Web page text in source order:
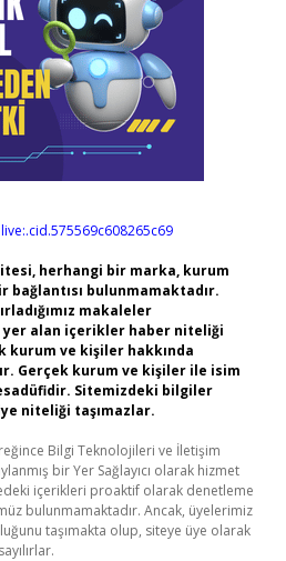
live:.cid.575569c608265c69
herhangi bir marka, kurum
bağlantısı bulunmamaktadır.
makaleler
yer alan içerikler haber niteliği
kurum ve kişiler hakkında
Gerçek kurum ve kişiler ile isim
Sitemizdeki bilgiler
niteliği taşımazlar.
Bilgi Teknolojileri ve İletişim
bir Yer Sağlayıcı olarak hizmet
içerikleri proaktif olarak denetleme
bulunmamaktadır. Ancak, üyelerimiz
taşımakta olup, siteye üye olarak